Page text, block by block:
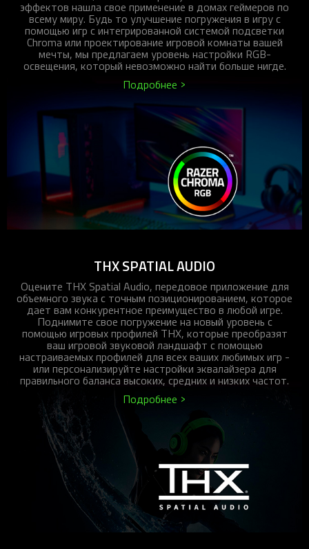
эффектов нашла свое применение в домах геймеров по
всему миру. Будь то улучшение погружения в игру с
помощью игр с интегрированной системой подсветки
Chroma или проектирование игровой комнаты вашей
мечты, мы предлагаем уровень настройки RGB-
освещения, который невозможно найти больше нигде.
Подробнее >
THX SPATIAL AUDIO
Оцените THX Spatial Audio, передовое приложение для
объемного звука с точным позиционированием, которое
дает вам конкурентное преимущество в любой игре.
Поднимите свое погружение на новый уровень с
помощью игровых профилей THX, которые преобразят
ваш игровой звуковой ландшафт с помощью
настраиваемых профилей для всех ваших любимых игр -
или персонализируйте настройки эквалайзера для
правильного баланса высоких, средних и низких частот.
Подробнее >